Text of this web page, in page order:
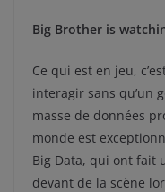
Big Brother is
Ce qui est en jeu,
interagir sans qu’un
masse de données
monde est
Big Data, qui ont fait
devant de la scène